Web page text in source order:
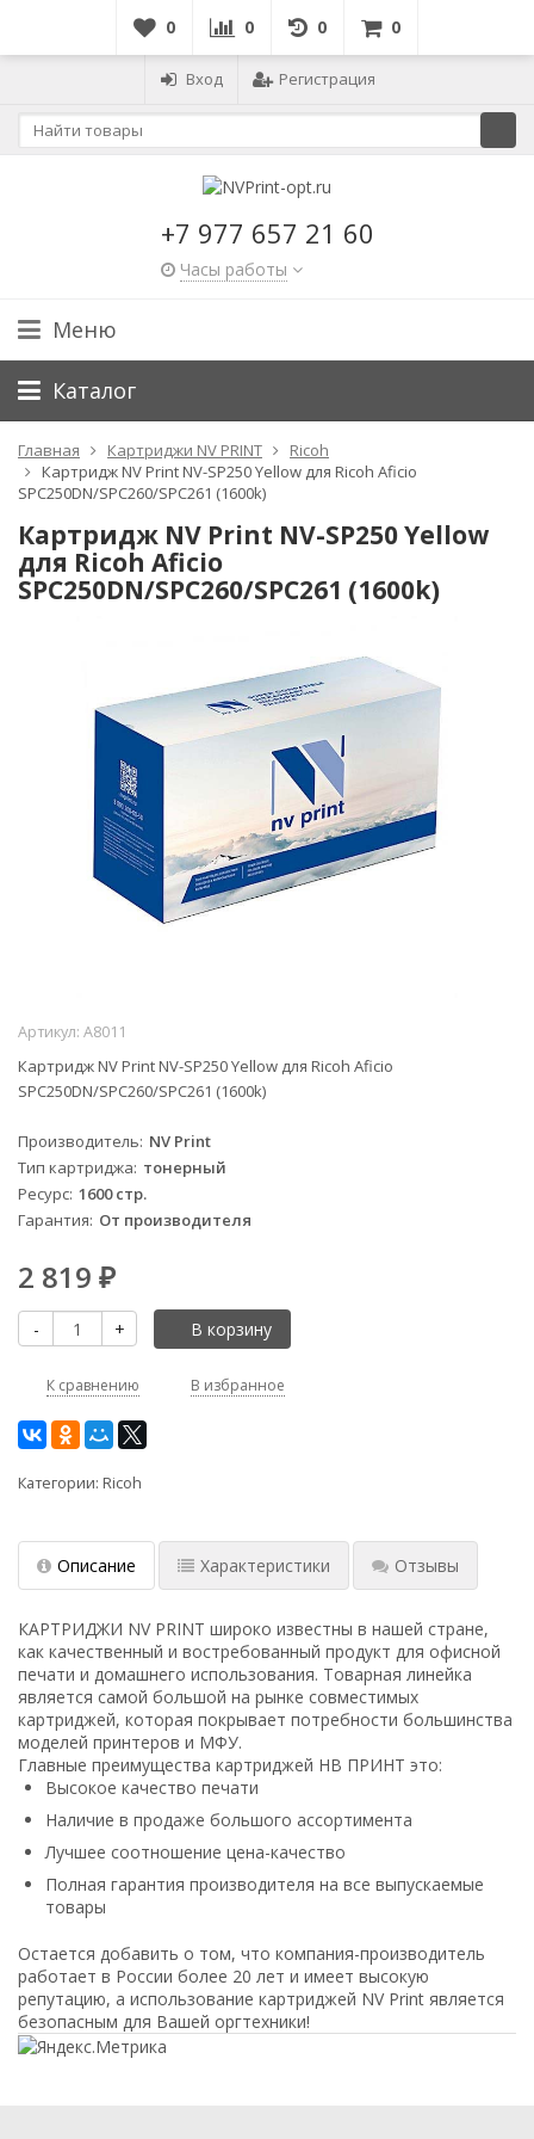
0 0 0 0
Вход Регистрация
+7 977 657 21 60
Часы работы
Меню
Каталог
Главная Картриджи NV PRINT
Ricoh
Картридж NV Print NV-SP250 Yellow для Ricoh Aficio
SPC250DN/SPC260/SPC261 (1600k)
Картридж NV Print NV-SP250 Yellow
для Ricoh Aficio
SPC250DN/SPC260/SPC261 (1600k)
Артикул: A8011
Картридж NV Print NV-SP250 Yellow для Ricoh Aficio
SPC250DN/SPC260/SPC261 (1600k)
Производитель NV Print
Тип картриджа тонерный
Ресурс 1600 стр.
Гарантия От производителя
2 819 ₽
- + В корзину
К сравнению В избранное
Категории: Ricoh
Описание Характеристики Отзывы
КАРТРИДЖИ NV PRINT широко известны в нашей стране,
как качественный и востребованный продукт для офисной
печати и домашнего использования. Товарная линейка
является самой большой на рынке совместимых
картриджей, которая покрывает потребности большинства
моделей принтеров и МФУ.
Главные преимущества картриджей НВ ПРИНТ это:
Высокое качество печати
Наличие в продаже большого ассортимента
Лучшее соотношение цена-качество
Полная гарантия производителя на все выпускаемые
товары
Остается добавить о том, что компания-производитель
работает в России более 20 лет и имеет высокую
репутацию, а использование картриджей NV Print является
безопасным для Вашей оргтехники!